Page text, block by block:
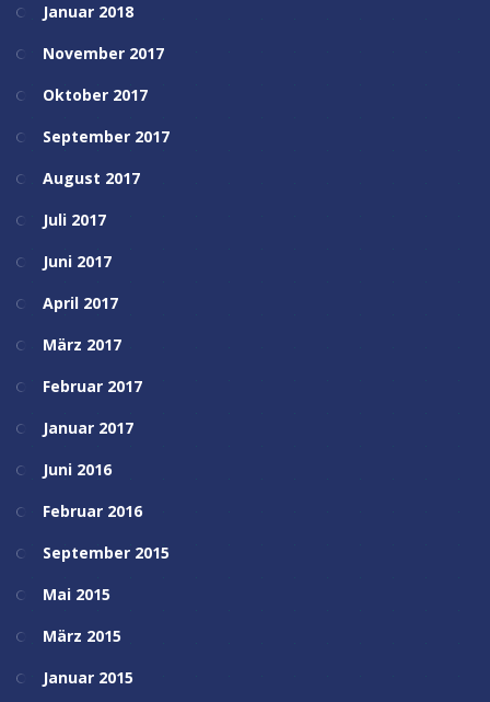
Januar 2018
November 2017
Oktober 2017
September 2017
August 2017
Juli 2017
Juni 2017
April 2017
März 2017
Februar 2017
Januar 2017
Juni 2016
Februar 2016
September 2015
Mai 2015
März 2015
Januar 2015